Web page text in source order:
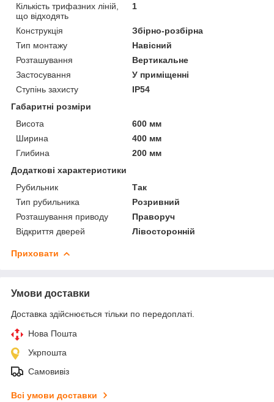
Кількість трифазних ліній,
що відходять
1
Конструкція
Збірно-розбірна
Тип монтажу
Навісний
Розташування
Вертикальне
Застосування
У приміщенні
Ступінь захисту
IP54
Габаритні розміри
Висота
600 мм
Ширина
400 мм
Глибина
200 мм
Додаткові характеристики
Рубильник
Так
Тип рубильника
Розривний
Розташування приводу
Праворуч
Відкриття дверей
Лівосторонній
Приховати
Умови доставки
Доставка здійснюється тільки по передоплаті.
Нова Пошта
Укрпошта
Самовивіз
Всі умови доставки